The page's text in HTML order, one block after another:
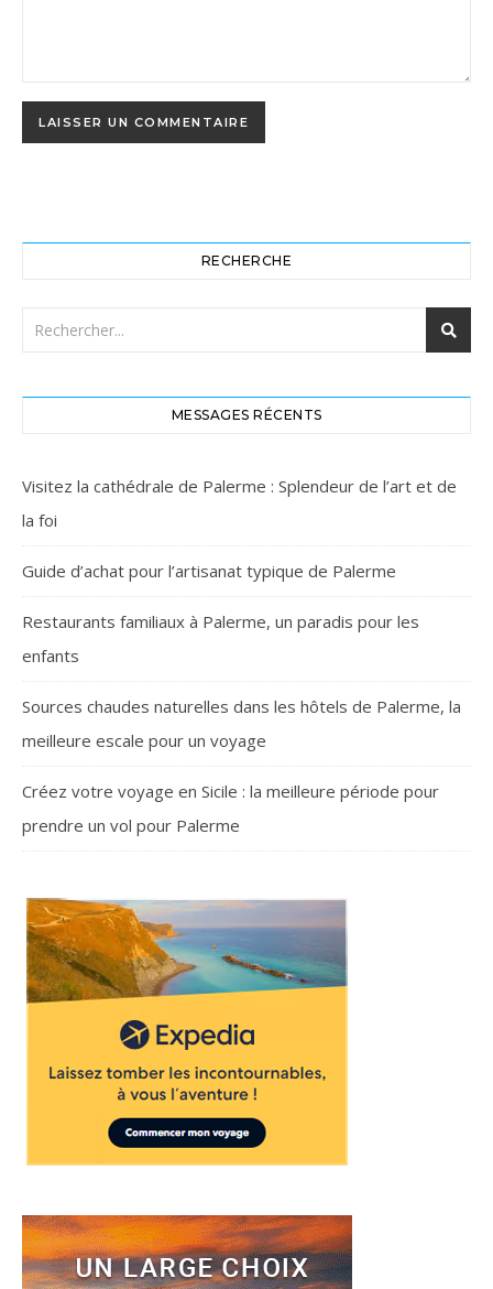
RECHERCHE
MESSAGES RÉCENTS
Visitez la cathédrale de Palerme : Splendeur de l’art et de
la foi
Guide d’achat pour l’artisanat typique de Palerme
Restaurants familiaux à Palerme, un paradis pour les
enfants
Sources chaudes naturelles dans les hôtels de Palerme, la
meilleure escale pour un voyage
Créez votre voyage en Sicile : la meilleure période pour
prendre un vol pour Palerme